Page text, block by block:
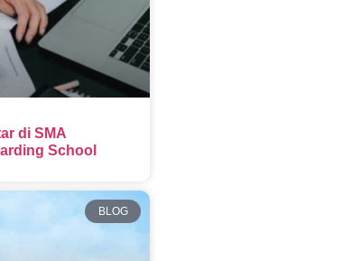
di SMA
School
BLOG